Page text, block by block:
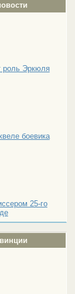
роль Эркюля
боевика
25-го